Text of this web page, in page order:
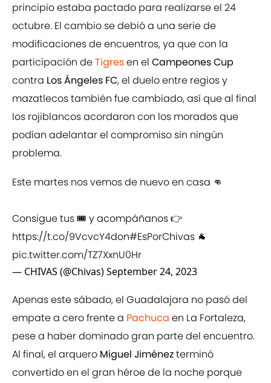
principio estaba pactado para realizarse el 24
octubre. El cambio se debió a una serie de
modificaciones de encuentros, ya que con la
participación deTigresen el Campeones Cup
contra Los Ángeles FC, el duelo entre regios y
mazatlecos también fue cambiado, así que al final
los rojiblancos acordaron con los morados que
podían adelantar el compromiso sin ningún
problema.
Este martes nos vemos de nuevo en casa 👊
Consigue tus 🎟️ y acompáñanos 👉
https://t.co/9VcvcY4don#EsPorChivas 🐐
pic.twitter.com/TZ7XxnU0Hr
— CHIVAS (@Chivas)September 24, 2023
Apenas este sábado, el Guadalajara no pasó del
empate a cero frente a Pachuca en La Fortaleza,
pese a haber dominado gran parte del encuentro.
Al final, el arquero Miguel Jiménezterminó
convertido en el gran héroe de la noche porque